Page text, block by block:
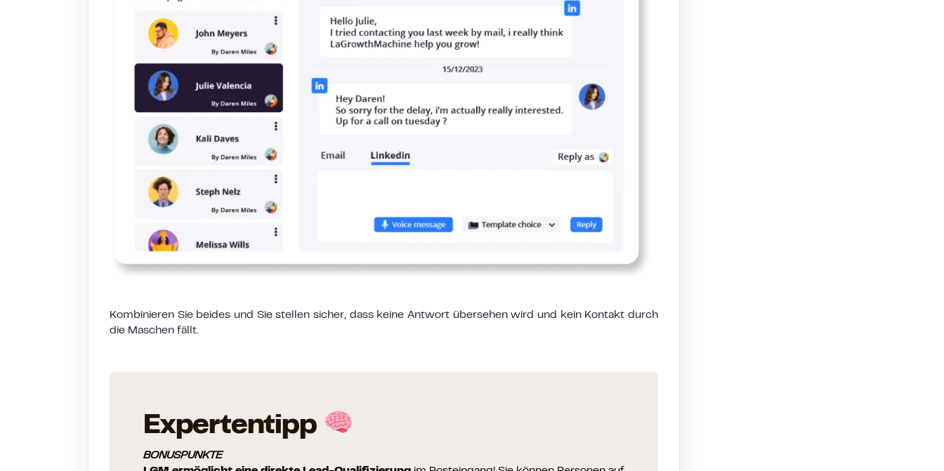
Kombinieren Sie beides und Sie stellen sicher, dass keine Antwort übersehen wird und kein Kontakt durch
die Maschen fällt.
Expertentipp
BONUSPUNKTE